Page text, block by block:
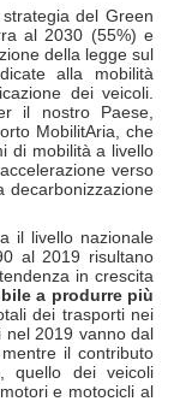
del Green
al 2030 (55%) e
della legge sul
alla mobilità
dei veicoli.
il nostro Paese,
MobilitAria, che
di mobilità a livello
verso
decarbonizzazione
il livello nazionale
al 2019 risultano
in crescita
a produrre più
dei trasporti nei
nel 2019 vanno dal
il contributo
quello dei veicoli
e motocicli al